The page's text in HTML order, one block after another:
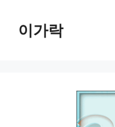
이가락